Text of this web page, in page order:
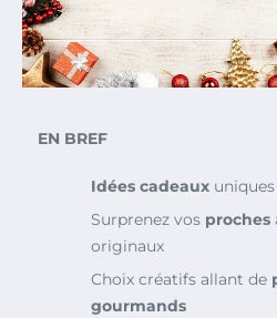
EN BREF
Idées cadeaux
Surprenez vos proches
originaux
Choix créatifs allant de
gourmands